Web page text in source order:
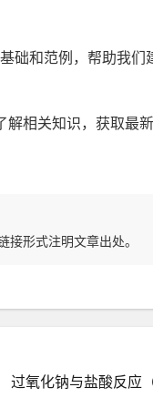
础和范例，帮助我
相关知识，获取最新
形式注明文章出处。